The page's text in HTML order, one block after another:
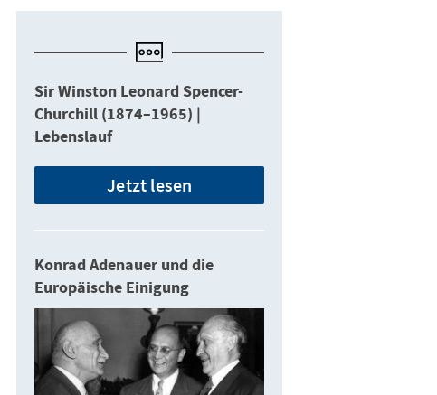
Sir Winston Leonard Spencer-
Churchill (1874–1965) |
Lebenslauf
Jetzt lesen
Konrad Adenauer und die
Europäische Einigung